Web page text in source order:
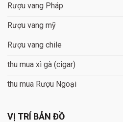
Rượu vang Pháp
Rượu vang mỹ
Rượu vang chile
thu mua xì gà (cigar)
thu mua Rượu Ngoại
VỊ TRÍ BẢN ĐỒ